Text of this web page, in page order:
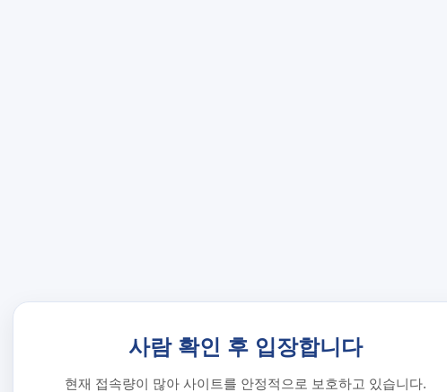
사람 확인 후 입장합니다
현재 접속량이 많아 사이트를 안정적으로 보호하고 있습니다.